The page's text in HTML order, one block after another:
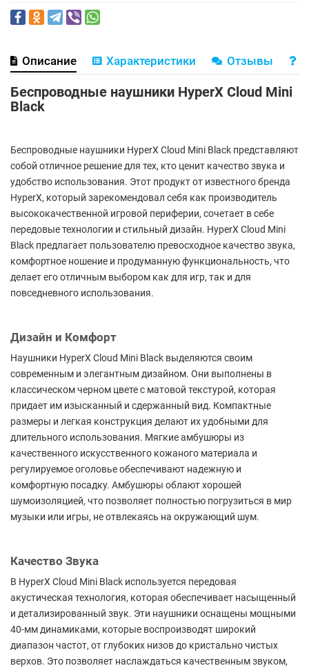
Описание Характеристики Отзывы
Беспроводные наушники HyperX Cloud Mini
Black
Беспроводные наушники HyperX Cloud Mini Black представляют
собой отличное решение для тех, кто ценит качество звука и
удобство использования. Этот продукт от известного бренда
HyperX, который зарекомендовал себя как производитель
высококачественной игровой периферии, сочетает в себе
передовые технологии и стильный дизайн. HyperX Cloud Mini
Black предлагает пользователю превосходное качество звука,
комфортное ношение и продуманную функциональность, что
делает его отличным выбором как для игр, так и для
повседневного использования.
Дизайн и Комфорт
Наушники HyperX Cloud Mini Black выделяются своим
современным и элегантным дизайном. Они выполнены в
классическом черном цвете с матовой текстурой, которая
придает им изысканный и сдержанный вид. Компактные
размеры и легкая конструкция делают их удобными для
длительного использования. Мягкие амбушюры из
качественного искусственного кожаного материала и
регулируемое оголовье обеспечивают надежную и
комфортную посадку. Амбушюры облают хорошей
шумоизоляцией, что позволяет полностью погрузиться в мир
музыки или игры, не отвлекаясь на окружающий шум.
Качество Звука
В HyperX Cloud Mini Black используется передовая
акустическая технология, которая обеспечивает насыщенный
и детализированный звук. Эти наушники оснащены мощными
40-мм динамиками, которые воспроизводят широкий
диапазон частот, от глубоких низов до кристально чистых
верхов. Это позволяет наслаждаться качественным звуком,